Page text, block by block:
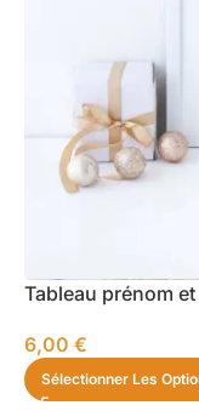
Tableau prénom
6,00 €
Sélectionner Les